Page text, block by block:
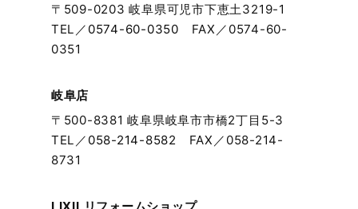
2023年10月
2023年8月
2023年7月
2023年6月
岐阜店
〒500-8381 岐阜県岐阜市市橋2丁目5-3
TEL／ 058-214-8582
FAX／058-214-
8731
〒509-0203 岐阜県可児市下恵土3219-1
TEL／ 0574-60-0350 FAX／0574-60-
0351